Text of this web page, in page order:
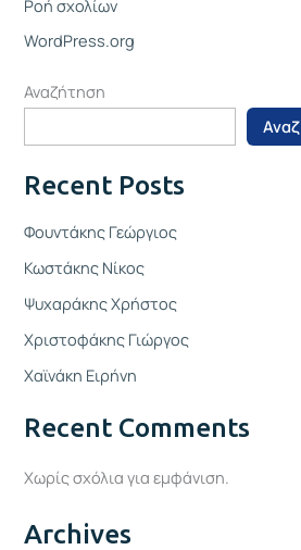
Ροή σχολίων
WordPress.org
Αναζήτηση
Recent Posts
Φουντάκης Γεώργιος
Κωστάκης Νίκος
Ψυχαράκης Χρήστος
Χριστοφάκης Γιώργος
Χαϊνάκη Ειρήνη
Recent Comments
Χωρίς σχόλια για εμφάνιση.
Archives